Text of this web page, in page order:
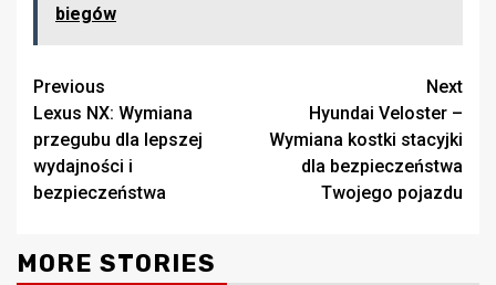
biegów
Continue
Reading
Previous
Lexus NX: Wymiana
przegubu dla lepszej
wydajności i
bezpieczeństwa
Next
Hyundai Veloster –
Wymiana kostki stacyjki
dla bezpieczeństwa
Twojego pojazdu
MORE STORIES